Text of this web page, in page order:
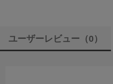
ユーザーレビュー （0）